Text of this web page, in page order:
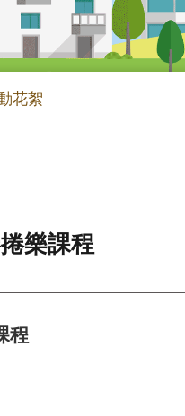
花絮
樂課程
程